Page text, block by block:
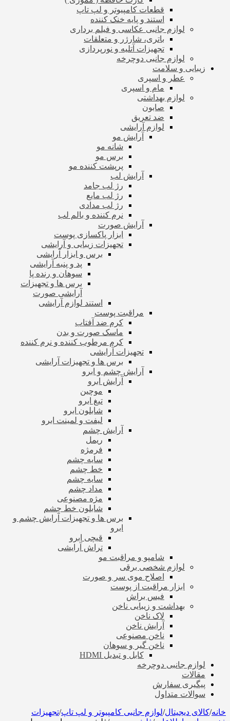
قطعات کامپیوتر و لپ تاپ
استند و پایه خنک کننده
لوازم جانبی عکاسی و فیلم برداری
باتری، شارژر و متعلقات
تجهیزات آتلیه و نورپردازی
لوازم جانبی دوچرخه
زیبایی و سلامت
عطر و اسپری
مام و اسپری
لوازم بهداشتی
صابون
ضد تعریق
لوازم آرایشی
آرایش مو
شانه مو
برس مو
پرپشت کننده مو
آرایش لب
رژ لب جامد
رژ لب مایع
رژ لب مدادی
نرم کننده و بالم لب
آرایش صورت
ابزار پاکسازی پوست
تجهیزات زیبایی و آرایشی
برس و ابزار آرایشی
پد و پنبه آرایشی
سوهان و رنده پا
برس ها و تجهیزات
آرایشی صورت
استند لوازم آرایشی
مراقبت پوست
کرم ضد آفتاب
ماسک صورت و بدن
کرم مرطوب کننده و نرم کننده
تجهیزات آرایشی
برس ها و تجهیزات آرایشی
آرایش چشم و ابرو
آرایش ابرو
موچین
تیغ ابرو
شابلون ابرو
لیفت و لمینت ابرو
آرایش چشم
ریمل
فرمژه
سایه چشم
خط چشم
سایه چشم
مداد چشم
مژه مصنوعی
شابلون خط چشم
برس ها و تجهیزات آرایش چشم و
ابرو
قیچی ابرو
تراش آرایشی
شامپو و مراقبت مو
لوازم شخصی برقی
اصلاح موی سر و صورت
ابزار مراقبت از پوست
فیس براش
بهداشت و زیبایی ناخن
لاک ناخن
آرایش ناخن
ناخن مصنوعی
ناخن گیر و سوهان
کابل و تبدیل HDMI
لوازم جانبی دوچرخه
مقالات
پیگیری سفارش
سوالات متداول
خانه/کالای دیجیتال/لوازم جانبی کامپیوتر و لپ تاپ/تجهیزات